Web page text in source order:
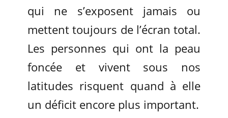
qui ne s’exposent jamais ou
mettent toujours de l’écran total.
Les personnes qui ont la peau
foncée et vivent sous nos
latitudes risquent quand à elle
un déficit encore plus important.